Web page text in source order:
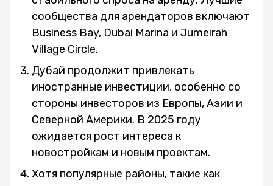
сообщества для арендаторов включают
Business Bay, Dubai Marina и Jumeirah
Village Circle.
Дубай продолжит привлекать
иностранные инвестиции, особенно со
стороны инвесторов из Европы, Азии и
Северной Америки. В 2025 году
ожидается рост интереса к
новостройкам и новым проектам.
Хотя популярные районы, такие как